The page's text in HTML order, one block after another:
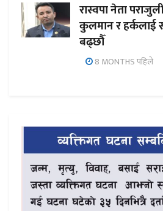
रास्वपा नेता
कुलमान र हर्कलाई
बढ्छौँ
8 MONTHS पहिले